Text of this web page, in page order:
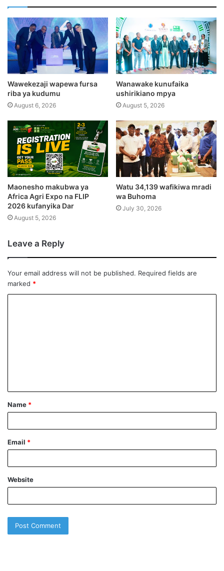
Wawekezaji wapewa fursa
riba ya kudumu
August 6, 2026
Wanawake kunufaika
ushirikiano mpya
August 5, 2026
Maonesho makubwa ya
Africa Agri Expo na FLIP
2026 kufanyika Dar
August 5, 2026
Watu 34,139 wafikiwa mradi
wa Buhoma
July 30, 2026
Leave a Reply
Your email address will not be published. Required fields are
marked *
Name *
Email *
Website